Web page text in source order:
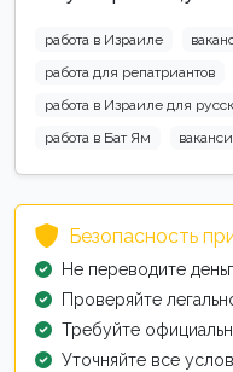
работа в Израиле
работа для репатриантов
работа в Израиле для
работа в Бат Ям
Безопасность
Не переводите
Проверяйте
Требуйте
Уточняйте все